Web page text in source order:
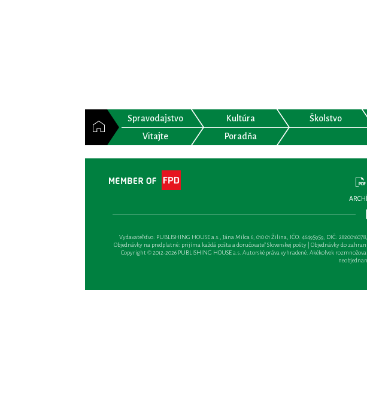
Spravodajstvo Kultúra Školstvo
Vitajte
Poradňa
Vydavateľsťvo: PUBLISHING HOUSE a.s., Jána Milca 6, 010 01 Žilina, IČO: 46495959, DIČ:
Objednávky na predplatné: prijíma každá pošta a doručovateľ Slovenskej pošty | Objednávky do
Copyright © 2012-2026 PUBLISHING HOUSE a.s. Autorské práva vyhradené. Akékoľvek